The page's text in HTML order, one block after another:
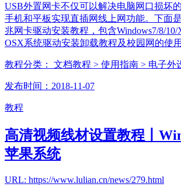
USB外置网卡不仅可以解决电脑网口损坏
手机和平板实现直插网线上网功能。下面
兆网卡驱动安装教程，包含Windows7/8/
OSX系统驱动安装卸载教程及校园网的使用
教程分类： 文档教程 > 使用指南 > 电子外
发布时间：2018-11-07
教程
高清视频线材设置教程丨
苹果系统
URL: https://www.lulian.cn/news/279.html